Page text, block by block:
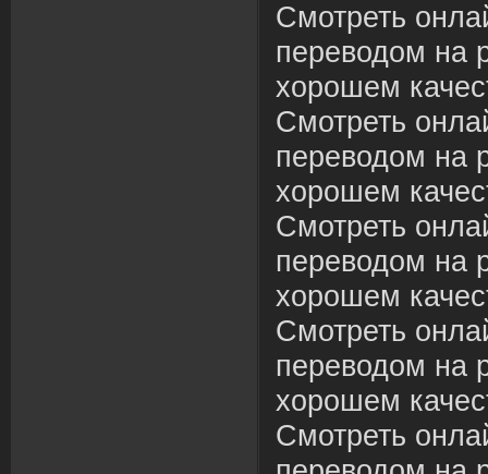
Смотреть
переводом на
хорошем
Смотреть
переводом на
хорошем
Смотреть
переводом на
хорошем
Смотреть
переводом на
хорошем
Смотреть